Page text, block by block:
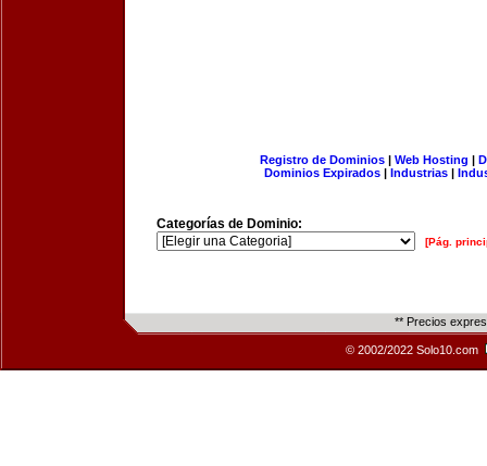
Registro de Dominios| Web Hosting |
Dominios Expirados | Industrias |
Categorías de Dominio:
[Pág.
** Precios
© 2002/2022 Solo10.com